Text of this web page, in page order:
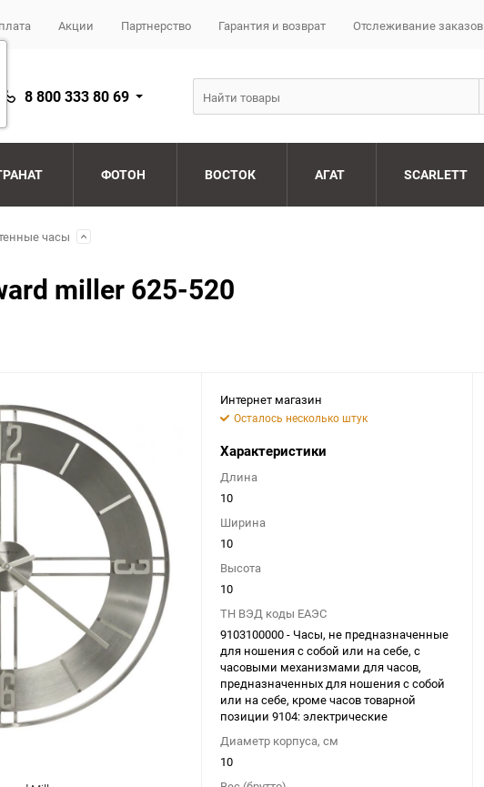
Акции Партнерство Гарантия и возврат Отслеживание заказов
8 800 333 80 69
ФОТОН ВОСТОК АГАТ SCARLETT
часы
miller 625-520
Интернет магазин
Осталось несколько штук
Характеристики
Длина
10
Ширина
10
Высота
10
ТН ВЭД коды ЕАЭС
9103100000 - Часы, не предназначенные
для ношения с собой или на себе, с
часовыми механизмами для часов,
предназначенных для ношения с собой
или на себе, кроме часов товарной
позиции 9104: электрические
Диаметр корпуса, см
10